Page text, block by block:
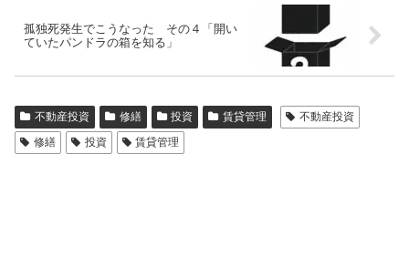
孤独死発生でこうなった その４「開い
ていたパンドラの箱を知る」
不動産投資 修繕 投資 賃貸管理
不動産投資
修繕
投資 賃貸管理